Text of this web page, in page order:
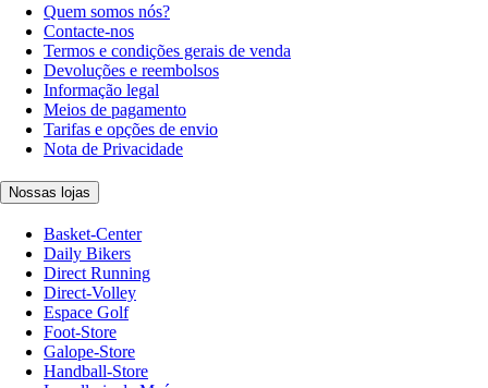
Quem somos nós?
Contacte-nos
Termos e condições gerais de venda
Devoluções e reembolsos
Informação legal
Meios de pagamento
Tarifas e opções de envio
Nota de Privacidade
Nossas lojas
Basket-Center
Daily Bikers
Direct Running
Direct-Volley
Espace Golf
Foot-Store
Galope-Store
Handball-Store